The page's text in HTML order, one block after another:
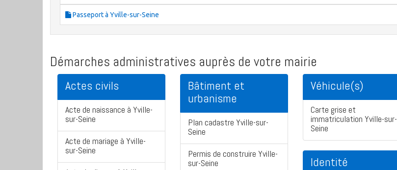
Passeport à Yville-sur-Seine
Démarches administratives auprès de votre mairie
Actes civils
Acte de naissance à Yville-
sur-Seine
Acte de mariage à Yville-
sur-Seine
Bâtiment et
urbanisme
Plan cadastre Yville-sur-
Seine
Permis de construire Yville-
sur-Seine
Véhicule(s)
Carte grise et
immatriculation Yville-sur-
Seine
Identité